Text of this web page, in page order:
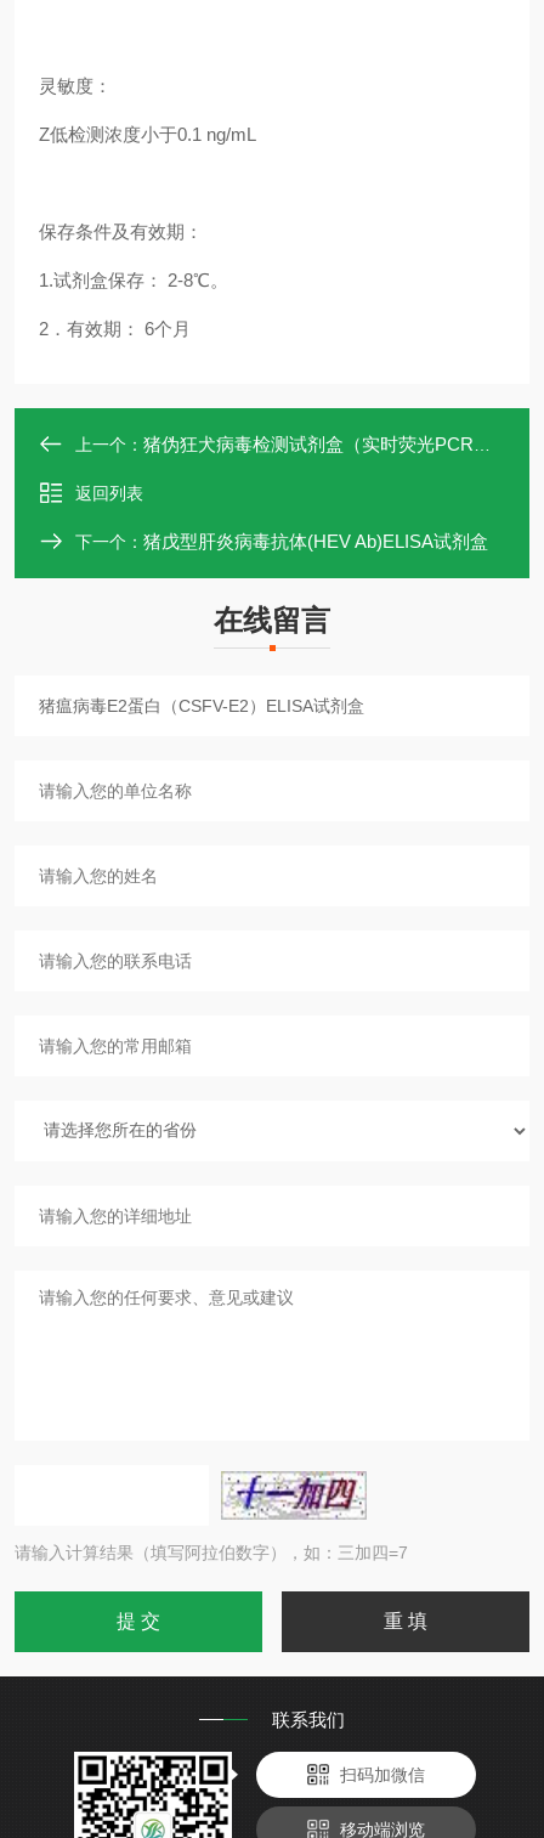
灵敏度：
Z低检测浓度小于0.1 ng/mL
保存条件及有效期：
1.试剂盒保存： 2-8℃。
2．有效期： 6个月
上一个： 猪伪狂犬病毒检测试剂盒（实时荧光PCR法）
返回列表
下一个： 猪戊型肝炎病毒抗体(HEV Ab)ELISA试剂盒
在线留言
请输入计算结果（填写阿拉伯数字），如：三加四=7
联系我们
扫码加微信
移动端浏览